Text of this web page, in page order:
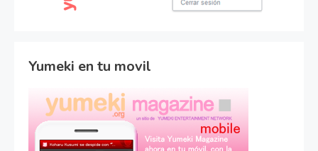
Yumeki en tu movil